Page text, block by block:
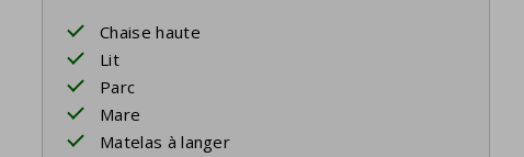
Chaise haute
Lit
Parc
Mare
Matelas à langer